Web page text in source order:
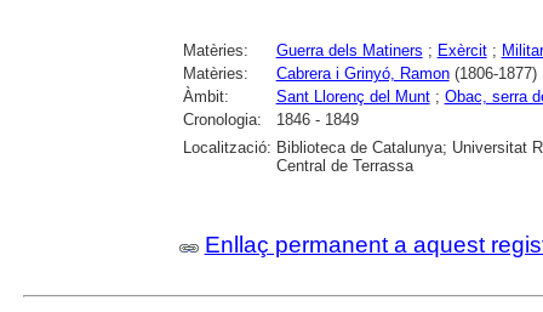
Matèries: Guerra dels Matiners ; Exèrcit;
Matèries:
Cabrera i Grinyó, Ramon(1806-
Àmbit:
Sant Llorenç del Munt; Obac, serra
Cronologia:
1846 - 1849
Localització: Biblioteca de Catalunya; Universitat
Central de Terrassa
Enllaç permanent a aquest